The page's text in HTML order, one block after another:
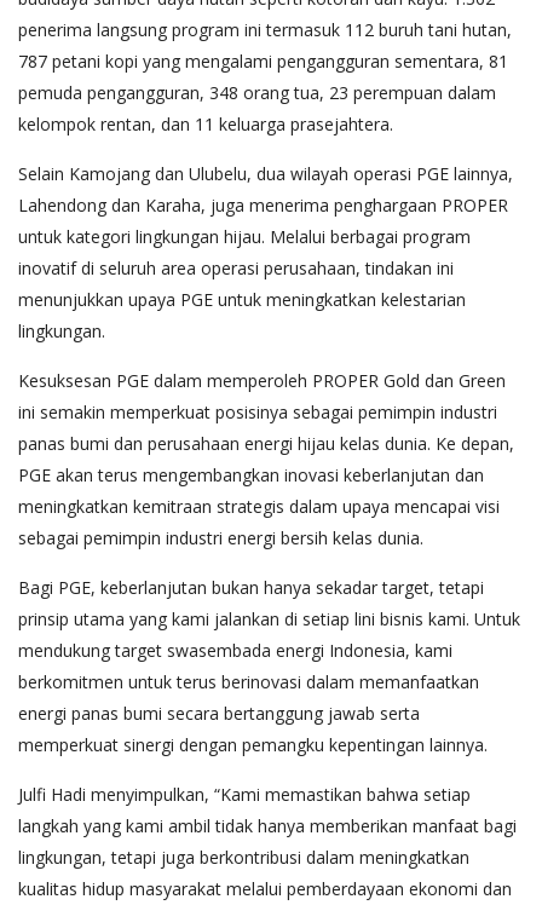
penerima langsung program ini termasuk 112 buruh tani hutan,
787 petani kopi yang mengalami pengangguran sementara, 81
pemuda pengangguran, 348 orang tua, 23 perempuan dalam
kelompok rentan, dan 11 keluarga prasejahtera.
Selain Kamojang dan Ulubelu, dua wilayah operasi PGE lainnya,
Lahendong dan Karaha, juga menerima penghargaan PROPER
untuk kategori lingkungan hijau. Melalui berbagai program
inovatif di seluruh area operasi perusahaan, tindakan ini
menunjukkan upaya PGE untuk meningkatkan kelestarian
lingkungan.
Kesuksesan PGE dalam memperoleh PROPER Gold dan Green
ini semakin memperkuat posisinya sebagai pemimpin industri
panas bumi dan perusahaan energi hijau kelas dunia. Ke depan,
PGE akan terus mengembangkan inovasi keberlanjutan dan
meningkatkan kemitraan strategis dalam upaya mencapai visi
sebagai pemimpin industri energi bersih kelas dunia.
Bagi PGE, keberlanjutan bukan hanya sekadar target, tetapi
prinsip utama yang kami jalankan di setiap lini bisnis kami. Untuk
mendukung target swasembada energi Indonesia, kami
berkomitmen untuk terus berinovasi dalam memanfaatkan
energi panas bumi secara bertanggung jawab serta
memperkuat sinergi dengan pemangku kepentingan lainnya.
Julfi Hadi menyimpulkan, “Kami memastikan bahwa setiap
langkah yang kami ambil tidak hanya memberikan manfaat bagi
lingkungan, tetapi juga berkontribusi dalam meningkatkan
kualitas hidup masyarakat melalui pemberdayaan ekonomi dan